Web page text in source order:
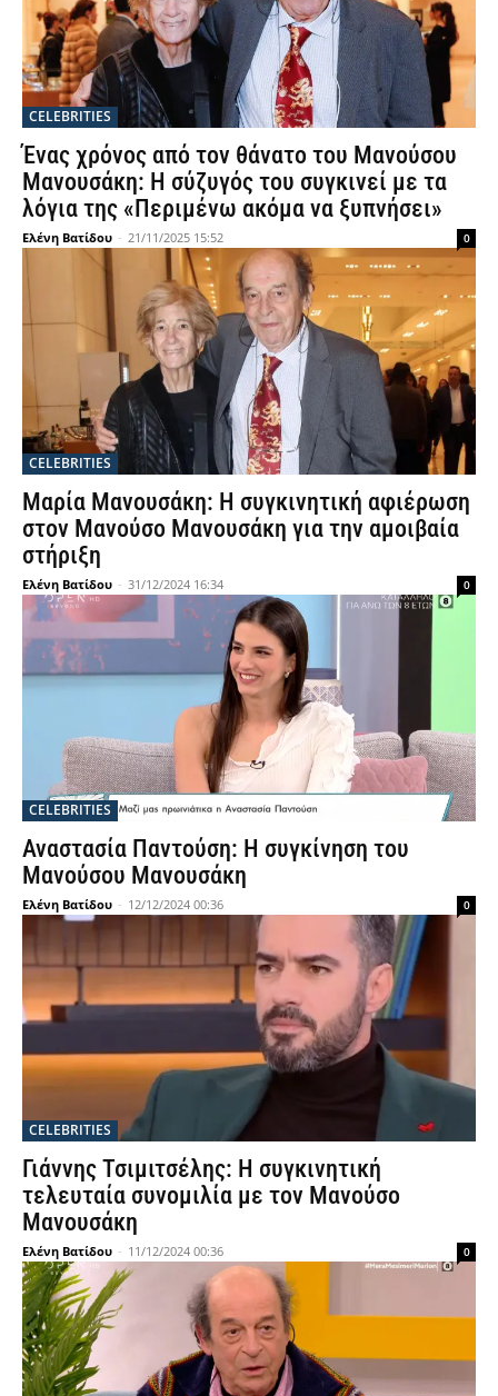
CELEBRITIES
Ένας χρόνος από τον θάνατο του Μανούσου
Μανουσάκη: Η σύζυγός του συγκινεί με τα
λόγια της «Περιμένω ακόμα να ξυπνήσει»
Ελένη Βατίδου - 21/11/2025 15:52 0
CELEBRITIES
Μαρία Μανουσάκη: Η συγκινητική αφιέρωση
στον Μανούσο Μανουσάκη για την αμοιβαία
στήριξη
Ελένη Βατίδου - 31/12/2024 16:34 0
CELEBRITIES
Αναστασία Παντούση: Η συγκίνηση του
Μανούσου Μανουσάκη
Ελένη Βατίδου - 12/12/2024 00:36 0
CELEBRITIES
Γιάννης Τσιμιτσέλης: Η συγκινητική
τελευταία συνομιλία με τον Μανούσο
Μανουσάκη
Ελένη Βατίδου - 11/12/2024 00:36 0